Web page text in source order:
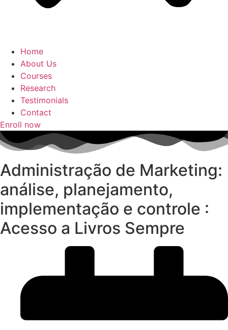
Home
About Us
Courses
Research
Testimonials
Contact
Enroll now
Administração de Marketing:
análise, planejamento,
implementação e controle :
Acesso a Livros Sempre